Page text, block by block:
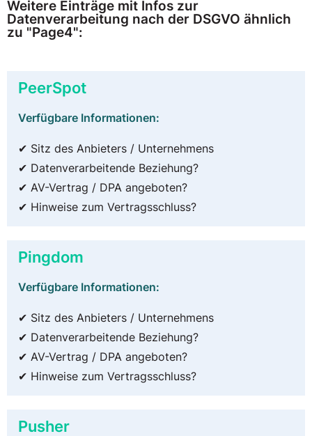
Weitere Einträge mit Infos zur
Datenverarbeitung nach der DSGVO ähnlich
zu "Page4":
PeerSpot
Verfügbare Informationen:
✔ Sitz des Anbieters / Unternehmens
✔ Datenverarbeitende Beziehung?
✔ AV-Vertrag / DPA angeboten?
✔ Hinweise zum Vertragsschluss?
Pingdom
Verfügbare Informationen:
✔ Sitz des Anbieters / Unternehmens
✔ Datenverarbeitende Beziehung?
✔ AV-Vertrag / DPA angeboten?
✔ Hinweise zum Vertragsschluss?
Pusher